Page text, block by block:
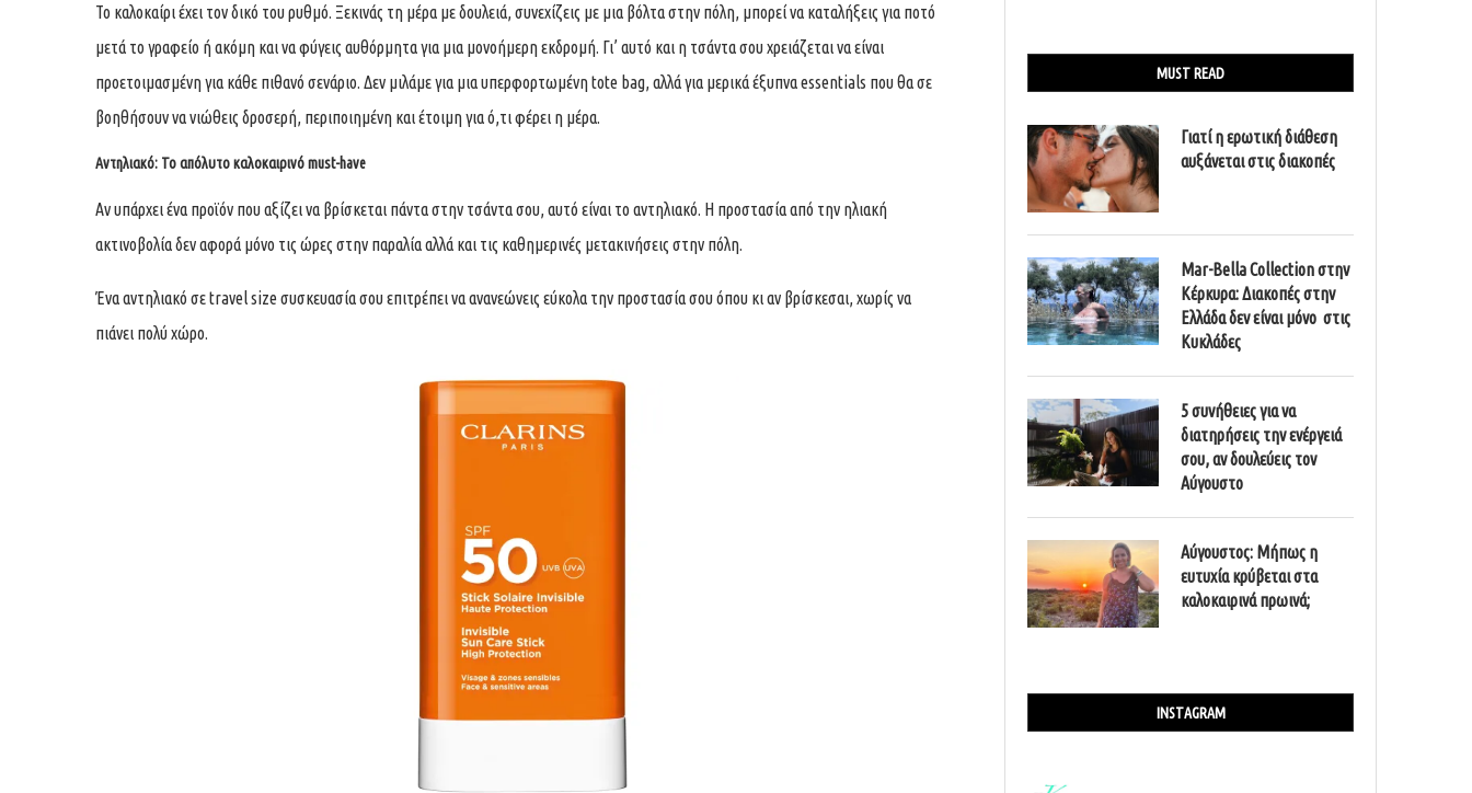
Το καλοκαίρι έχει τον δικό του ρυθμό. Ξεκινάς τη μέρα με δουλειά, συνεχίζεις με μια βόλτα στην πόλη, μπορεί να καταλήξεις για ποτό
μετά το γραφείο ή ακόμη και να φύγεις αυθόρμητα για μια μονοήμερη εκδρομή. Γι’ αυτό και η τσάντα σου χρειάζεται να είναι
προετοιμασμένη για κάθε πιθανό σενάριο. Δεν μιλάμε για μια υπερφορτωμένη tote bag, αλλά για μερικά έξυπνα essentials που θα σε
βοηθήσουν να νιώθεις δροσερή, περιποιημένη και έτοιμη για ό,τι φέρει η μέρα.
Αντηλιακό: Το απόλυτο καλοκαιρινό must-have
Αν υπάρχει ένα προϊόν που αξίζει να βρίσκεται πάντα στην τσάντα σου, αυτό είναι το αντηλιακό. Η προστασία από την ηλιακή
ακτινοβολία δεν αφορά μόνο τις ώρες στην παραλία αλλά και τις καθημερινές μετακινήσεις στην πόλη.
Ένα αντηλιακό σε travel size συσκευασία σου επιτρέπει να ανανεώνεις εύκολα την προστασία σου όπου κι αν βρίσκεσαι, χωρίς να
πιάνει πολύ χώρο.
MUST READ
Γιατί η ερωτική διάθεση
αυξάνεται στις διακοπές
Mar-Bella Collection στην
Κέρκυρα: Διακοπές στην
Ελλάδα δεν είναι μόνο στις
Κυκλάδες
5 συνήθειες για να
διατηρήσεις την ενέργειά
σου, αν δουλεύεις τον
Αύγουστο
Αύγουστος: Μήπως η
ευτυχία κρύβεται στα
καλοκαιρινά πρωινά;
INSTAGRAM